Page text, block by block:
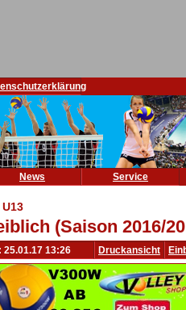
News
Service
(Saison 2016/
25.01.17 13:26 Druckansicht